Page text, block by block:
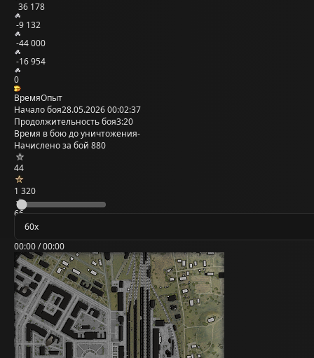
36 178
-9 132
-44 000
-16 954
0
ВремяОпыт
Начало боя28.05.2026 00:02:37
Продолжительность боя3:20
Время в бою до уничтожения-
Начислено за бой 880
44
1 320
66
00:00 / 00:00